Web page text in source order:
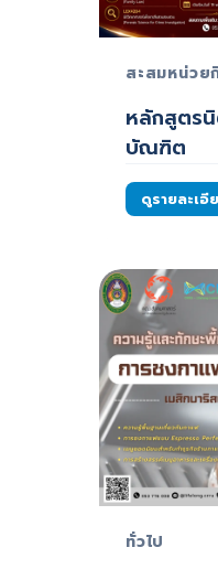
สะสมหน่วย
หลักสูตร
บัณฑิต
ดูรายละเอี
ทั่วไป